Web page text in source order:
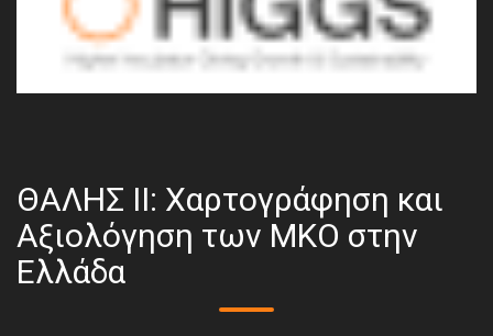
ΘΑΛΗΣ ΙΙ: Χαρτογράφηση και
Αξιολόγηση των ΜΚΟ στην
Ελλάδα